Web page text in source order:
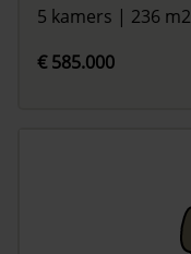
5 kamers | 236 m2
€ 585.000